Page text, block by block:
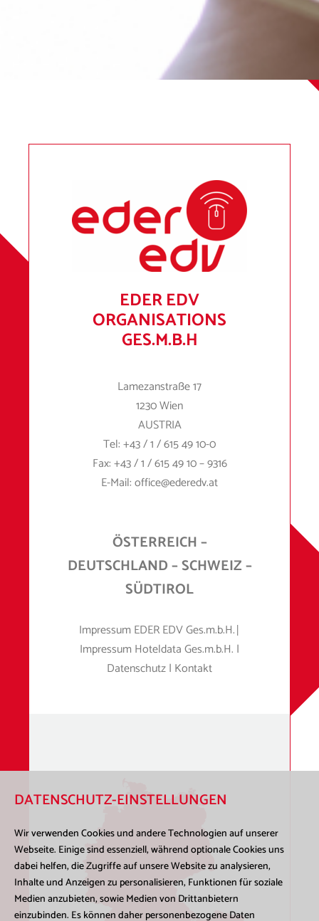
EDER EDV
ORGANISATIONS
GES.M.B.H
Lamezanstraße 17
1230 Wien
AUSTRIA
Tel:+43 / 1 / 615 49 10-0
Fax:+43 / 1 / 615 49 10 – 9316
E-Mail:office@ederedv.at
ÖSTERREICH –
DEUTSCHLAND – SCHWEIZ –
SÜDTIROL
Impressum EDER EDV Ges.m.b.H.
Impressum Hoteldata Ges.m.b.H. |
Datenschutz| Kontakt
DATENSCHUTZ-EINSTELLUNGEN
Wir verwenden Cookies und andere Technologien auf unserer
Webseite. Einige sind essenziell, während optionale Cookies uns
dabei helfen, die Zugriffe auf unsere Website zu analysieren,
Inhalte und Anzeigen zu personalisieren, Funktionen für soziale
Medien anzubieten, sowie Medien von Drittanbietern
einzubinden. Es können daher personenbezogene Daten